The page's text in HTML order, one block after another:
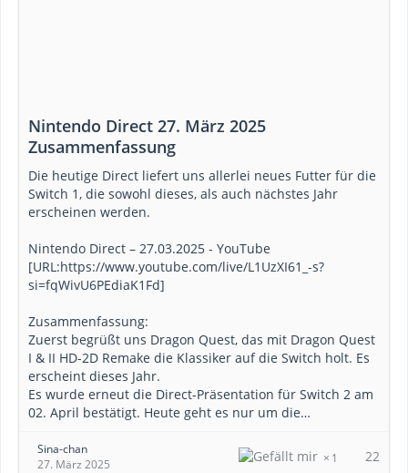
Nintendo Direct 27. März 2025
Zusammenfassung
Die heutige Direct liefert uns allerlei neues Futter für die
Switch 1, die sowohl dieses, als auch nächstes Jahr
erscheinen werden.
Nintendo Direct – 27.03.2025 - YouTube
[URL:https://www.youtube.com/live/L1UzXI61_-s?
si=fqWivU6PEdiaK1Fd]
Zusammenfassung:
Zuerst begrüßt uns Dragon Quest, das mit Dragon Quest
I & II HD-2D Remake die Klassiker auf die Switch holt. Es
erscheint dieses Jahr.
Es wurde erneut die Direct-Präsentation für Switch 2 am
02. April bestätigt. Heute geht es nur um die…
Sina-chan
27. März 2025
1 22